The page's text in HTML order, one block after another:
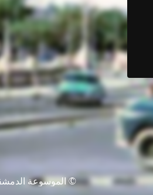
© الموسوعة الدمشقية